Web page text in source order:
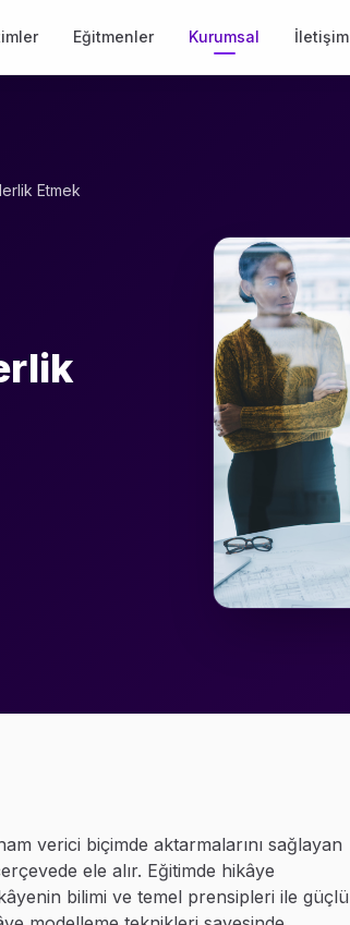
Eğitmenler Kurumsal İletişim
Etmek
verici biçimde aktarmalarını sağlayan
ele alır. Eğitimde hikâye
bilimi ve temel prensipleri ile güçlü